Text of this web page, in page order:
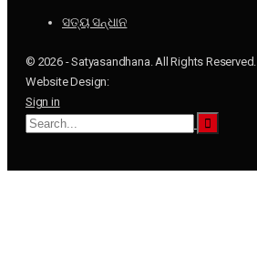
ସତ୍ୟ ସନ୍ଧାନ
© 2026 - Satyasandhana. All Rights Reserved.
Website Design:
Sign in